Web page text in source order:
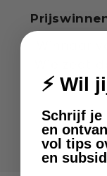
Winnaar
Wie zegt
⚡ Wil
Schrijf je
en
vol tips
en